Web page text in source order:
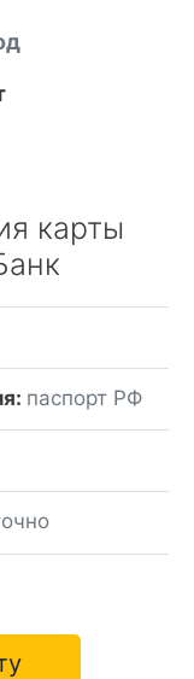
карты
паспорт РФ